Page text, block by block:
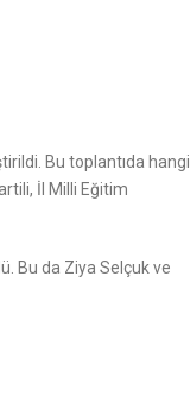
Bu toplantıda hangi
İl Milli Eğitim
Bu da Ziya Selçuk ve